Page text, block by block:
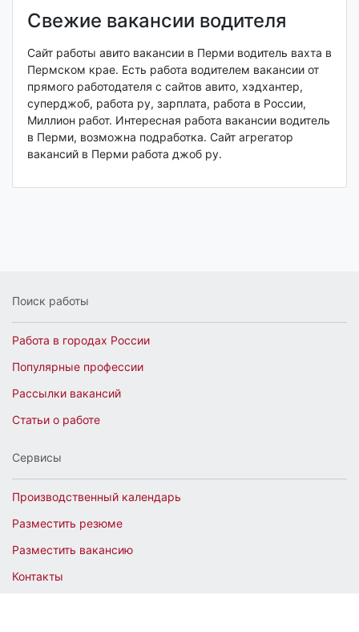
Свежие вакансии водителя
Сайт работы авито вакансии в Перми водитель вахта в
Пермском крае. Есть работа водителем вакансии от
прямого работодателя с сайтов авито, хэдхантер,
суперджоб, работа ру, зарплата, работа в России,
Миллион работ. Интересная работа вакансии водитель
в Перми, возможна подработка. Сайт агрегатор
вакансий в Перми работа джоб ру.
Поиск работы
Работа в городах России
Популярные профессии
Рассылки вакансий
Статьи о работе
Сервисы
Производственный календарь
Разместить резюме
Разместить вакансию
Контакты